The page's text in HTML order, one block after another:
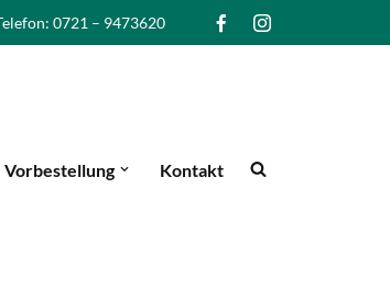
0721 – 9473620
Vorbestellung Kontakt